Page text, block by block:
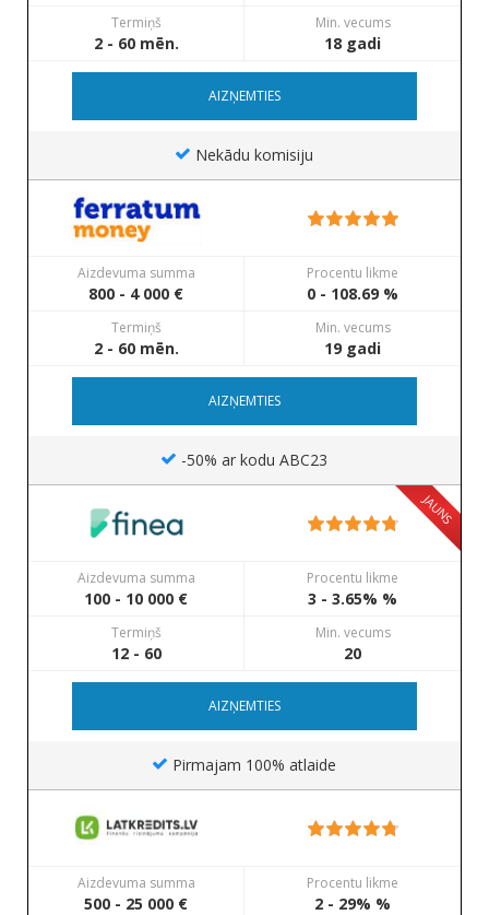
Termiņš
2 - 60 mēn.
Min. vecums
18 gadi
AIZŅEMTIES
Nekādu komisiju
Aizdevuma summa
800 - 4 000 €
Procentu likme
0 - 108.69 %
Termiņš
2 - 60 mēn.
Min. vecums
19 gadi
AIZŅEMTIES
-50% ar kodu ABC23
JAUNS
Aizdevuma summa
100 - 10 000 €
Procentu likme
3 - 3.65% %
Termiņš
12 - 60
Min. vecums
20
AIZŅEMTIES
Pirmajam 100% atlaide
Aizdevuma summa
500 - 25 000 €
Procentu likme
2 - 29% %